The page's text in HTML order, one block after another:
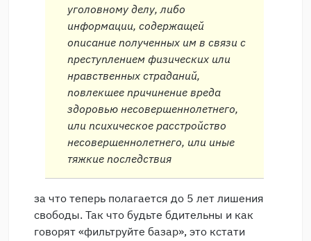
уголовному делу, либо
информации, содержащей
описание полученных им в связи с
преступлением физических или
нравственных страданий,
повлекшее причинение вреда
здоровью несовершеннолетнего,
или психическое расстройство
несовершеннолетнего, или иные
тяжкие последствия
за что теперь полагается до 5 лет лишения
свободы. Так что будьте бдительны и как
говорят «фильтруйте базар», это кстати